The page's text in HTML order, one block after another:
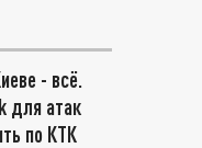
- всё.
для атак
по КТК